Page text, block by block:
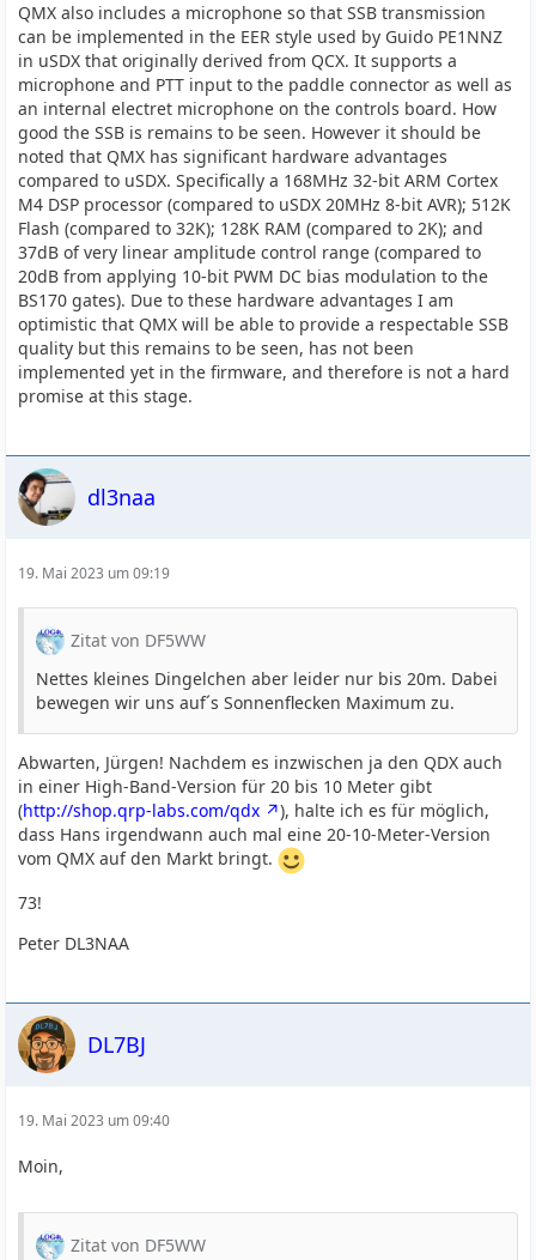
QMX also includes a microphone so that SSB transmission
can be implemented in the EER style used by Guido PE1NNZ
in uSDX that originally derived from QCX. It supports a
microphone and PTT input to the paddle connector as well as
an internal electret microphone on the controls board. How
good the SSB is remains to be seen. However it should be
noted that QMX has significant hardware advantages
compared to uSDX. Specifically a 168MHz 32-bit ARM Cortex
M4 DSP processor (compared to uSDX 20MHz 8-bit AVR); 512K
Flash (compared to 32K); 128K RAM (compared to 2K); and
37dB of very linear amplitude control range (compared to
20dB from applying 10-bit PWM DC bias modulation to the
BS170 gates). Due to these hardware advantages I am
optimistic that QMX will be able to provide a respectable SSB
quality but this remains to be seen, has not been
implemented yet in the firmware, and therefore is not a hard
promise at this stage.
dl3naa
19. Mai 2023 um 09:19
Zitat von DF5WW
Nettes kleines Dingelchen aber leider nur bis 20m. Dabei
bewegen wir uns auf´s Sonnenflecken Maximum zu.
Abwarten, Jürgen! Nachdem es inzwischen ja den QDX auch
in einer High-Band-Version für 20 bis 10 Meter gibt
(http://shop.qrp-labs.com/qdx
), halte ich es für möglich,
dass Hans irgendwann auch mal eine 20-10-Meter-Version
vom QMX auf den Markt bringt.
73!
Peter DL3NAA
DL7BJ
19. Mai 2023 um 09:40
Moin,
Zitat von DF5WW